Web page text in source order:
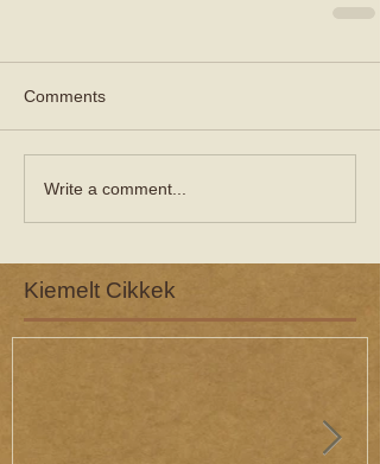
Comments
Write a comment...
Kiemelt Cikkek